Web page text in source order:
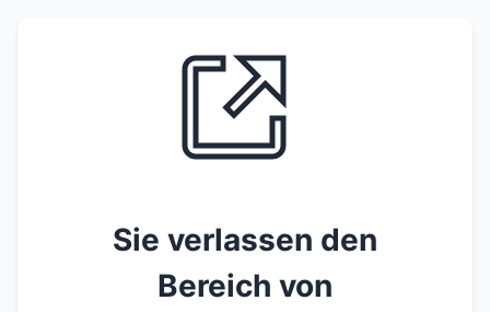
Sie verlassen den
Bereich von